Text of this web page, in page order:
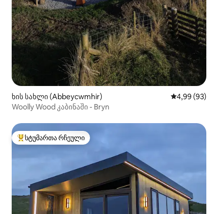
ხის სახლი (Abbeycwmhir) საშუალო
4,99 (93)
Woolly Wood კაბინაში - Bryn
სტუმართა რჩეული მოწინავე ვარიანტი
სტუმართა რჩეული